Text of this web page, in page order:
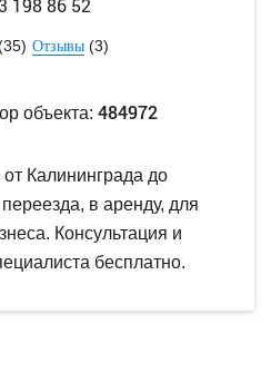
198 86 52
Отзывы (3)
объекта: 484972
Калининграда до
в аренду, для
Консультация и
бесплатно.